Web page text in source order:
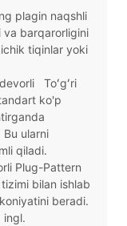
plagin naqshli
barqarorligini
tiqinlar yoki
Toʻgʻri
ko'p
ularni
qiladi.
Plug-Pattern
bilan ishlab
beradi.
ingl.